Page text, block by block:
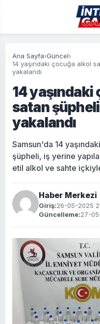
Ana Sayfa›Güncel›
14 yaşındaki çocuğa alkol
yakalandı
14
satan
yakalandı
Samsun'da 14
şüpheli, iş yerine
etil alkol ve sahte
Haber Merkezi
Giriş:26-05-2025
Güncelleme:27-